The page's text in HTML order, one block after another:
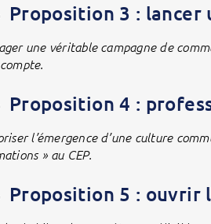
Proposition 3 : lancer
une véritable campagne de
Proposition 4 :
l’émergence d’une culture
» au CEP.
Proposition 5 : ouvrir